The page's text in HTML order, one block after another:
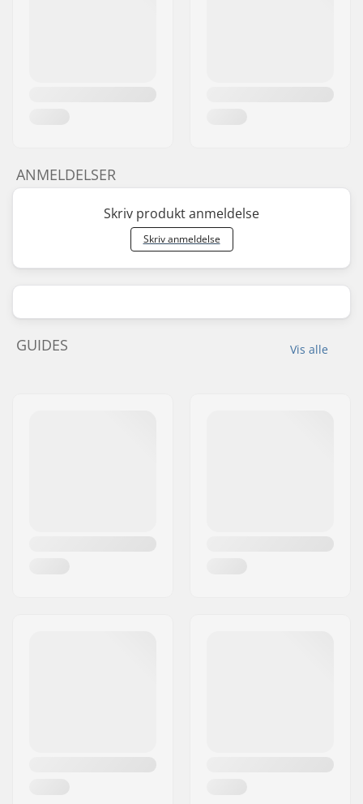
ANMELDELSER
Skriv produkt anmeldelse
Skriv anmeldelse
Vis alle
GUIDES